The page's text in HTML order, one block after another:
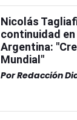
Nicolás
continuidad
Argentina:
Mundial"
PorRedacción